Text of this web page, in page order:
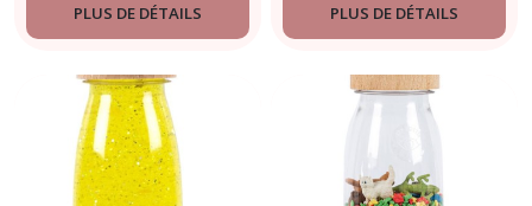
PLUS DE DÉTAILS PLUS DE DÉTAILS